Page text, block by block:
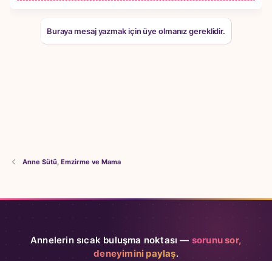
Buraya mesaj yazmak için üye olmanız gereklidir.
Anne Sütü, Emzirme ve Mama
Annelerin sıcak buluşma noktası — sorunu sor,
deneyimini paylaş.